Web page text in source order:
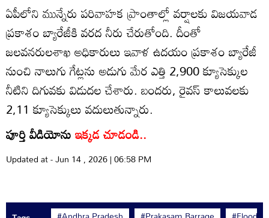
ఏపీలోని మున్నేరు పరివాహక ప్రాంతాల్లో వర్షాలకు విజయవాడ
ప్రకాశం బ్యారేజీకి వరద నీరు చేరుతోంది. దీంతో
జలవనరులశాఖ అధికారులు ఇవాళ ఉదయం ప్రకాశం బ్యారేజీ
నుంచి నాలుగు గేట్లను అడుగు మేర ఎత్తి 2,900 క్యూసెక్కుల
నీటిని దిగువకు విడుదల చేశారు. బందరు, రైవస్ కాలువలకు
2,11 క్యూసెక్కులు వదులుతున్నారు.
పూర్తి వీడియోనుఇక్కడ చూడండి..
Updated at - Jun 14 , 2026 | 06:58 PM